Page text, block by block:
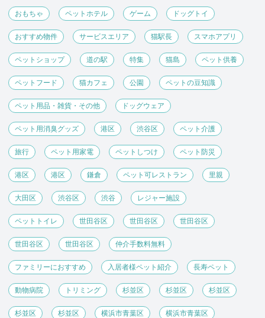
おもちゃ ペットホテル ゲーム ドッグトイ
おすすめ物件 サービスエリア 猫駅長 スマホアプリ
ペットショップ 道の駅 特集 猫島 ペット供養
ペットフード 猫カフェ 公園 ペットの豆知識
ペット用品・雑貨・その他 ドッグウェア
ペット用消臭グッズ 港区 渋谷区 ペット介護
旅行 ペット用家電 ペットしつけ ペット防災
港区 港区 鎌倉 ペット可レストラン 里親
大田区 渋谷区 渋谷 レジャー施設
ペットトイレ 世田谷区 世田谷区 世田谷区
世田谷区 世田谷区 仲介手数料無料
ファミリーにおすすめ 入居者様ペット紹介 長寿ペット
動物病院 トリミング 杉並区 杉並区 杉並区
杉並区 杉並区 横浜市青葉区 横浜市青葉区